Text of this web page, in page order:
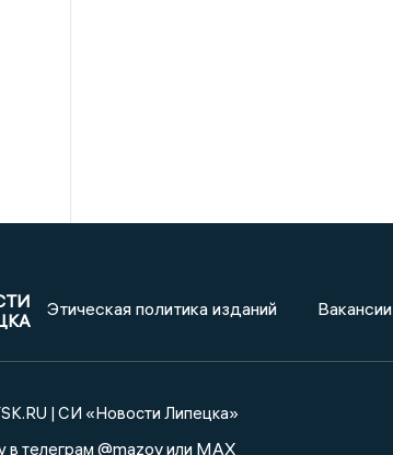
Этическая политика изданий Вакансии
| СИ «Новости Липецка»
в телеграм @mazovили MAX